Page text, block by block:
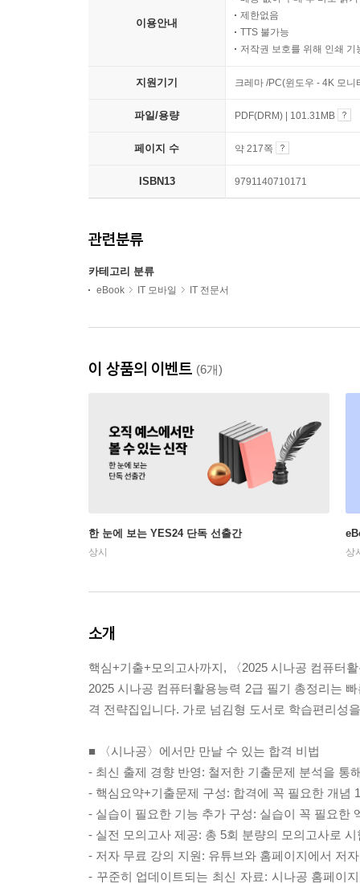
이용안내
제한없음
TTS 불가능
저작권 보호를 위해 인쇄 기
지원기기 크레마 /PC(윈도우 - 4K 모
파일/용량 PDF(DRM) | 101.31MB
페이지 수 약 217쪽
ISBN13 9791140710171
관련분류
카테고리 분류
eBook IT 모바일 IT 전문서
이 상품의 이벤트 (6개)
한 눈에 보는 YES24 단독 선출간
상시 상
소개
핵심+기출+모의고사까지, 〈2025 시나공 컴퓨터
2025 시나공 컴퓨터활용능력 2급 필기 총정리는
격 전략집입니다. 가로 넘김형 도서로 학습편리성
■ 〈시나공〉에서만 만날 수 있는 합격 비법
- 최신 출제 경향 반영: 철저한 기출문제 분석을 통
- 핵심요약+기출문제 구성: 합격에 꼭 필요한 개념
- 실습이 필요한 기능 추가 구성: 실습이 꼭 필요한
- 실전 모의고사 제공: 총 5회 분량의 모의고사로
- 저자 무료 강의 지원: 유튜브와 홈페이지에서 저
- 꾸준히 업데이트되는 최신 자료: 시나공 홈페이